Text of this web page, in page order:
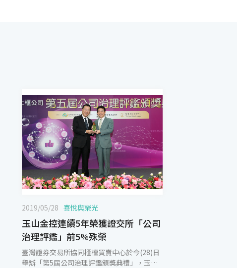
2019/05/28 喜悅與榮光
玉山金控連續5年榮獲證交所「公司
治理評鑑」前5%殊榮
臺灣證券交易所協同櫃檯買賣中心於今(28)日
舉辦「第5屆公司治理評鑑頒獎典禮」，玉山